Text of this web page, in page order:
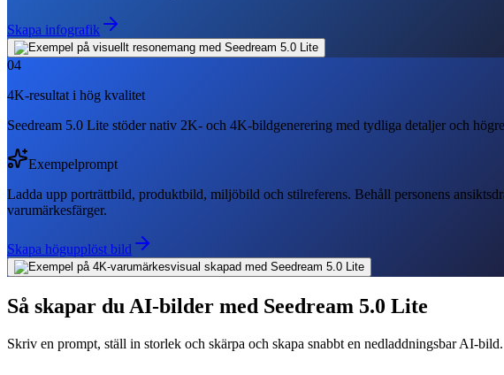
Skapa infografik
04
4K-resultat i hög kvalitet
Seedream 5.0 Lite stöder nativ 2K- och 4K-bildgenerering med tydliga detaljer och
Exempelprompt
Ladda upp porträttbild, produktbild, miljöbild och stilreferens. Behåll personens
varumärkesfärger.
Skapa högupplöst bild
Så skapar du AI-bilder med Seedream 5.0 Lite
Skriv en prompt, ställ in storlek och skärpa och skapa snabbt en nedladdningsbar AI-bild.